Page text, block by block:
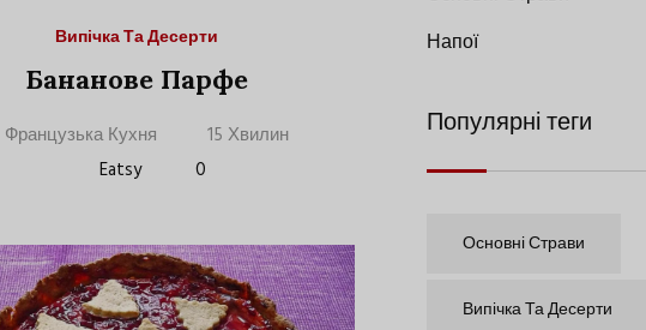
Випічка Та Десерти
Бананове Парфе
Французька Кухня
15 Хвилин
Eatsy
0
Напої
Популярні теги
Основні Страви
Випічка Та Десерти